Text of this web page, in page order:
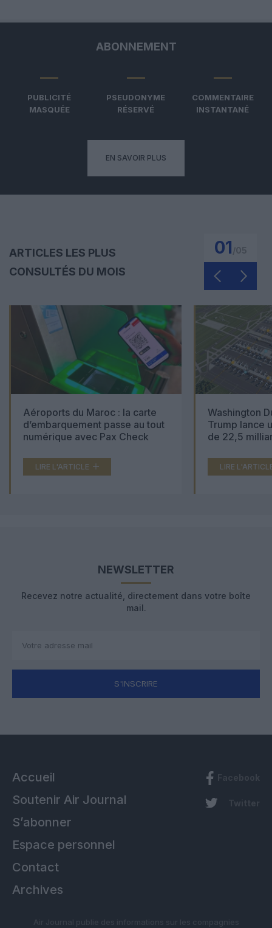
ABONNEMENT
PUBLICITÉ
MASQUÉE
PSEUDONYME
RÉSERVÉ
COMMENTAIRE
INSTANTANÉ
EN SAVOIR PLUS
ARTICLES LES PLUS
CONSULTÉS DU MOIS
01
Aéroports du Maroc : la carte
d’embarquement passe au tout
numérique avec Pax Check
LIRE L'ARTICLE
Washington
Trump lance
de 22,5
LIRE
NEWSLETTER
Recevez notre actualité, directement dans votre boîte
mail.
S'INSCRIRE
Accueil
Soutenir Air Journal
S’abonner
Espace personnel
Contact
Archives